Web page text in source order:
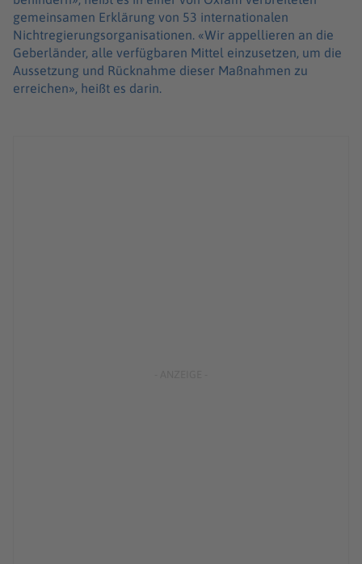
gemeinsamen Erklärung von 53 internationalen
Nichtregierungsorganisationen. «Wir appellieren an die
Geberländer, alle verfügbaren Mittel einzusetzen, um die
Aussetzung und Rücknahme dieser Maßnahmen zu
erreichen», heißt es darin.